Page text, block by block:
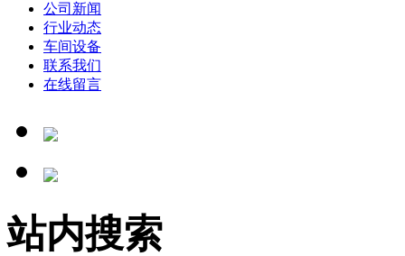
公司新闻
行业动态
车间设备
联系我们
在线留言
站内搜索